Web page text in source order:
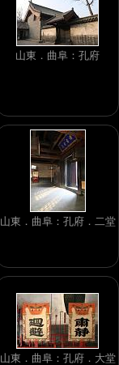
山東．曲阜：孔府
山東．曲阜：孔府．二堂
山東．曲阜：孔府．大堂